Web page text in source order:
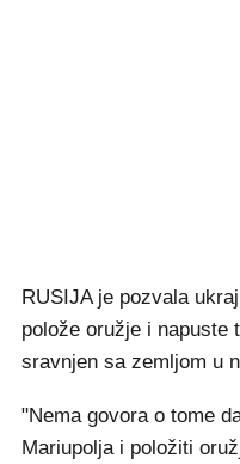
RUSIJA je pozvala
polože oružje i napuste
sravnjen sa zemljom u
"Nema govora o tome
Mariupolja i položiti